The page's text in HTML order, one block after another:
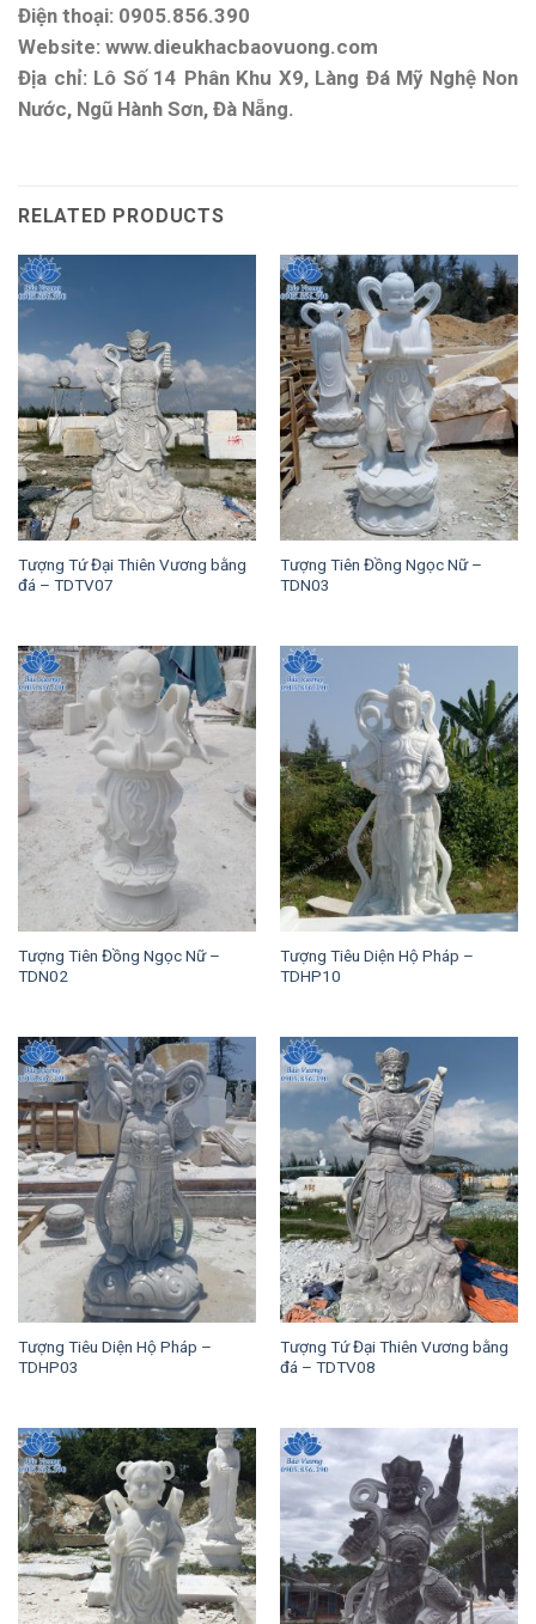
Điện thoại: 0905.856.390
Website: www.dieukhacbaovuong.com
Địa chỉ: Lô Số 14 Phân Khu X9, Làng Đá Mỹ Nghệ Non
Nước, Ngũ Hành Sơn, Đà Nẵng.
RELATED PRODUCTS
Tượng Tứ Đại Thiên Vương bằng
đá – TDTV07
Tượng Tiên Đồng Ngọc Nữ –
TDN03
Tượng Tiên Đồng Ngọc Nữ –
TDN02
Tượng Tiêu Diện Hộ Pháp –
TDHP10
Tượng Tiêu Diện Hộ Pháp –
TDHP03
Tượng Tứ Đại Thiên Vương bằng
đá – TDTV08